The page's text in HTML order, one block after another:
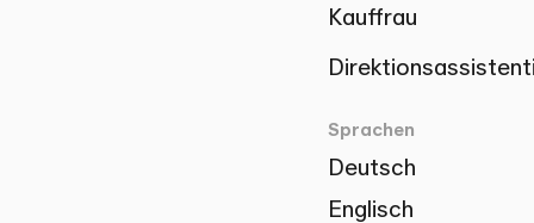
Kauffrau
Sprachen
Deutsch
Englisch